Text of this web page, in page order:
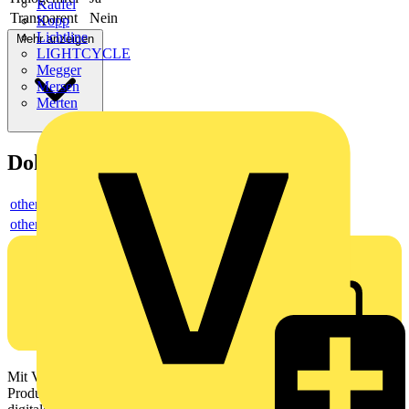
Kaufel
Kopp
Lichtline
LIGHTCYCLE
Megger
Mersen
Merten
Transparent
Nein
Mehr anzeigen
Dokumente
others
others
Mit Voltimum erhalten Elektrofachkräfte Zugang zu Branchennews,
Produktinformationen, Schulungen und Tools – alles auf einer